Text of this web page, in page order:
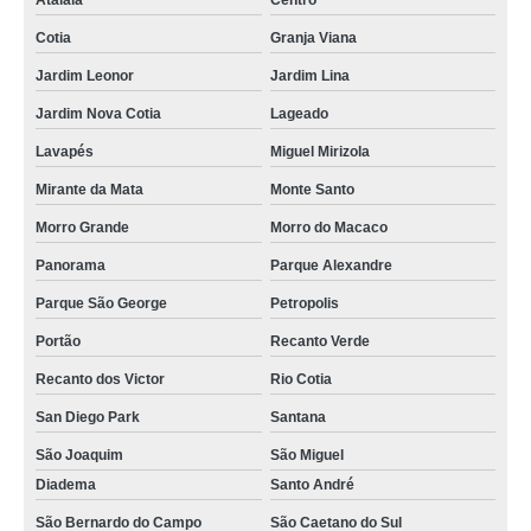
manutenções de piso de madeira taco valor Boaçava
manutenções de piso de madeira taco Vila Anastácio
manutenções de piso de madeira taco preço Osasco
manutenções tacos de madeira Campo Grande
empresa que faz manutenções de assoalho de madeira Cidade Dutra
manutenções de piso de taco valor Sacomã
empresa que faz manutenções piso de taco Macedo
manutenções e limpeza de piso de tacos Itapegica
manutenções de taco de madeira para piso valor Vila Andrade
manutenções de assoalho de madeira Parelheiros
manutenções de piso de taco preço Jockey Club
empresa de manutenções de assoalho de madeira Jardim Nova Cotia
empresa que faz manutenções piso de taco madeira Vila Andrade
Cotia Granja Viana
Jardim Leonor Jardim Lina
Jardim Nova Cotia Lageado
Lavapés Miguel Mirizola
Mirante da Mata Monte Santo
Morro Grande Morro do Macaco
Panorama Parque Alexandre
Parque São George Petropolis
Portão Recanto Verde
Recanto dos Victor Rio Cotia
San Diego Park Santana
São Joaquim
São Miguel
Diadema
Santo André
São Bernardo do Campo
São Caetano do Sul